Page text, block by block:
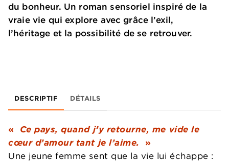
du bonheur. Un roman sensoriel inspiré de la
vraie vie qui explore avec grâce l’exil,
l’héritage et la possibilité de se retrouver.
DESCRIPTIF DÉTAILS
« Ce pays, quand j’y retourne, me vide le
cœur d’amour tant je l’aime. »
Une jeune femme sent que la vie lui échappe :